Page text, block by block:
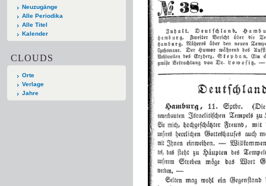
Neuzugänge
Alle Periodika
Alle Titel
Kalender
CLOUDS
Orte
Verlage
Jahre